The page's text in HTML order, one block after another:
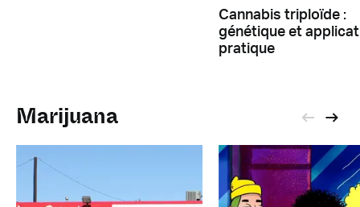
Cannabis triploïde :
génétique et
pratique
Marijuana